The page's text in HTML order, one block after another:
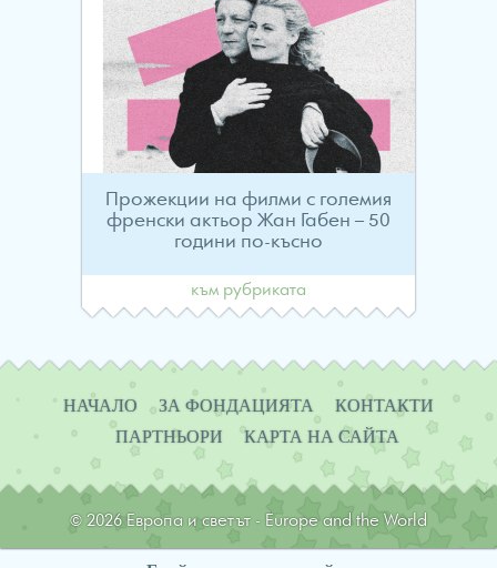
Прожекции на филми с големия
френски актьор Жан Габен – 50
години по-късно
към рубриката
Навигация
НАЧАЛО ЗА ФОНДАЦИЯТА
КОНТАКТИ
ПАРТНЬОРИ
КАРТА НА САЙТА
© 2026 Европа и светът - Europe and the World